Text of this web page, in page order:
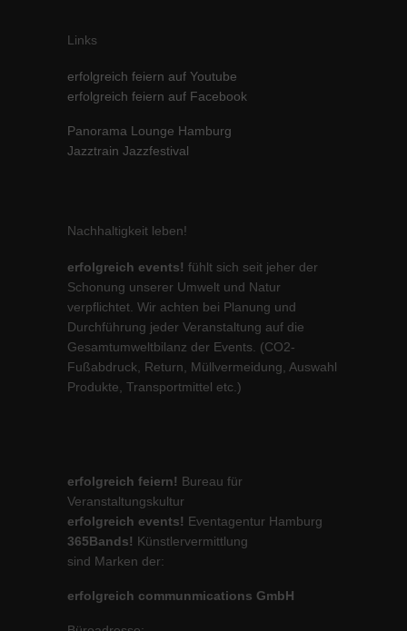
Links
erfolgreich feiern auf Youtube
erfolgreich feiern auf Facebook
Panorama Lounge Hamburg
Jazztrain Jazzfestival
Nachhaltigkeit leben!
erfolgreich events! fühlt sich seit jeher der
Schonung unserer Umwelt und Natur
verpflichtet. Wir achten bei Planung und
Durchführung jeder Veranstaltung auf die
Gesamtumweltbilanz der Events. (CO2-
Fußabdruck, Return, Müllvermeidung, Auswahl
Produkte, Transportmittel etc.)
erfolgreich feiern! Bureau für
Veranstaltungskultur
erfolgreich events! Eventagentur Hamburg
365Bands! Künstlervermittlung
sind Marken der:
erfolgreich communmications GmbH